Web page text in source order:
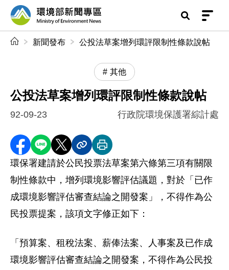
前往中央內容區塊
環境部新聞專區
新聞發布 公投法草案增列環評限制性條款說帖
其他
公投法草案增列環評限制性條款說帖
92-09-23 行政院環境保護署綜計處
分享至 Facebook
分享到 LINE
分享到 X分享內容連結
列印本頁
環保署建請於公民投票法草案第六條第三項有關限
制性條款中，增列環境影響評估議題，對於「已作
成環境影響評估審查結論之開發案」，不得作為公
民投票提案，該項文字修正如下：
「預算案、租稅法案、薪俸法案、人事案及已作成
環境影響評估審查結論之開發案，不得作為公民投